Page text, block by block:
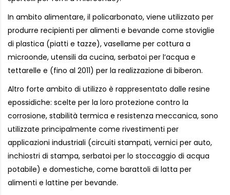
In ambito alimentare, il policarbonato, viene utilizzato per
produrre recipienti per alimenti e bevande come stoviglie
di plastica (piatti e tazze), vasellame per cottura a
microonde, utensili da cucina, serbatoi per l’acqua e
tettarelle e (fino al 2011) per la realizzazione di biberon.
Altro forte ambito di utilizzo è rappresentato dalle resine
epossidiche: scelte per la loro protezione contro la
corrosione, stabilità termica e resistenza meccanica, sono
utilizzate principalmente come rivestimenti per
applicazioni industriali (circuiti stampati, vernici per auto,
inchiostri di stampa, serbatoi per lo stoccaggio di acqua
potabile) e domestiche, come barattoli di latta per
alimenti e lattine per bevande.